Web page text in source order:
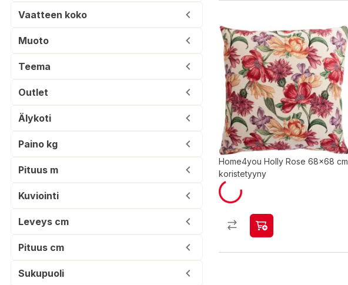
Vaatteen koko
Muoto
Teema
Outlet
Älykoti
Paino kg
Pituus m
Kuviointi
Leveys cm
Pituus cm
Sukupuoli
Home4you Holly Rose 68x68 cm
koristetyyny